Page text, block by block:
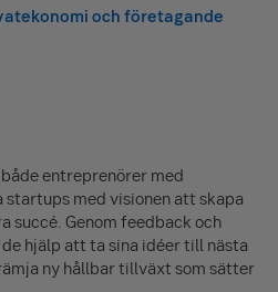
och företagande
entreprenörer med
startups med visionen att skapa
succé. Genom feedback och
hjälp att ta sina idéer till nästa
ny hållbar tillväxt som sätter